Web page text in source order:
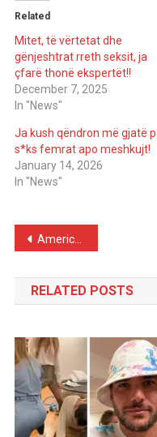
Related
Mitet, të vërtetat dhe
gënjeshtrat rreth seksit, ja
çfarë thonë ekspertët!!
December 7, 2025
In "News"
Ja kush qëndron më gjatë
s*ks femrat apo meshkujt!
January 14, 2026
In "News"
Post
navigation
American Rapper Poorstacy Dies After Medical Emergency in Hotel, at Age 26
RELATED POSTS